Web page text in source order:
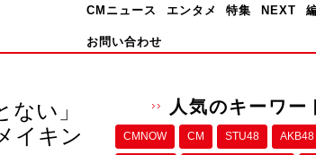
CMニュース エンタメ 特集 NEXT
お問い合わせ
い」
イキン
人気のキーワー
CMNOW CM STU48 AKB48